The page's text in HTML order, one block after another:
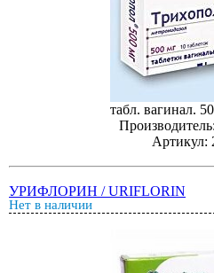
табл. вагинал.
Артикул:
УРИФЛОРИН / URIFLORIN
Нет в наличии